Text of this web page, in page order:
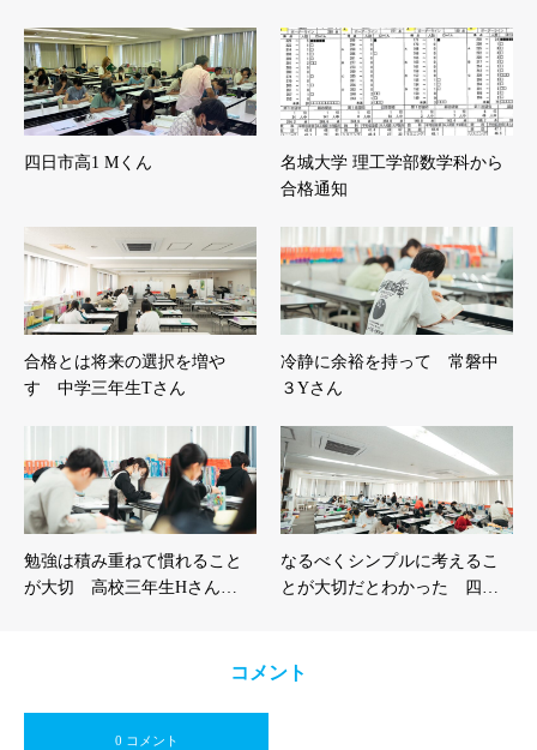
四日市高1 Mくん
名城大学 理工学部数学科から
合格通知
合格とは将来の選択を増や
す 中学三年生Tさん
冷静に余裕を持って 常磐中
３Yさん
勉強は積み重ねて慣れること
が大切 高校三年生Hさん…
なるべくシンプルに考えるこ
とが大切だとわかった 四…
コメント
0 コメント